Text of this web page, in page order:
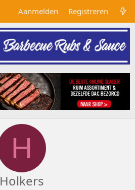
Aanmelden Registreren
H
Holkers